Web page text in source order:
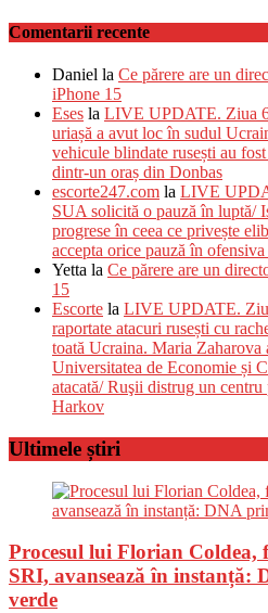
Comentarii recente
Daniel la Ce părere are un
iPhone 15
Eses la LIVE UPDATE. Ziua
uriașă a avut loc în sudul
vehicule blindate rusești au
dintr-un oraș din Donbas
escorte247.com la LIVE
SUA solicită o pauză în luptă/
progrese în ceea ce privește
accepta orice pauză în ofensiva
Yetta la Ce părere are un
15
Escorte la LIVE UPDATE.
raportate atacuri rusești cu
toată Ucraina. Maria Zaharova
Universitatea de Economie și
atacată/ Ruşii distrug un
Harkov
Ultimele știri
Procesul lui Florian
SRI, avansează în instanță:
verde